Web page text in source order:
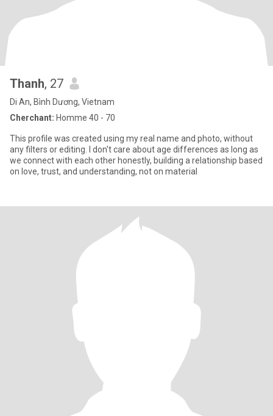
Thanh, 27
Di An, Bình Dương, Vietnam
Cherchant: Homme 40 - 70
This profile was created using my real name and photo, without
any filters or editing. I don't care about age differences as long as
we connect with each other honestly, building a relationship based
on love, trust, and understanding, not on material